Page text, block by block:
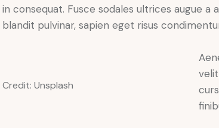
in consequat. Fusce sodales ultrices augue a
blandit pulvinar, sapien eget risus
Credit: Unsplash